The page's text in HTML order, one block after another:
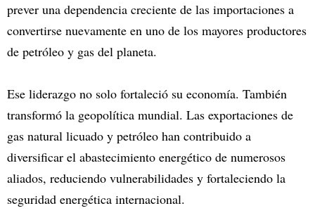
prever una dependencia creciente de las importaciones a
convertirse nuevamente en uno de los mayores productores
de petróleo y gas del planeta.
Ese liderazgo no solo fortaleció su economía. También
transformó la geopolítica mundial. Las exportaciones de
gas natural licuado y petróleo han contribuido a
diversificar el abastecimiento energético de numerosos
aliados, reduciendo vulnerabilidades y fortaleciendo la
seguridad energética internacional.